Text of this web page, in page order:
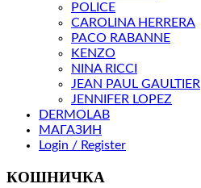
POLICE
CAROLINA HERRERA
PACO RABANNE
KENZO
NINA RICCI
JEAN PAUL GAULTIER
JENNIFER LOPEZ
DERMOLAB
МАГАЗИН
Login / Register
КОШНИЧКА